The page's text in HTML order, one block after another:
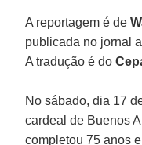
A reportagem é de
publicada no jornal
A tradução é do
No sábado, dia 17
cardeal de Buenos
completou 75 anos